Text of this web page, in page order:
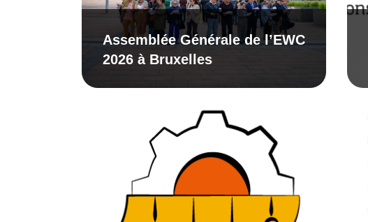
Assemblée Générale de l’EWC
2026 à Bruxelles​